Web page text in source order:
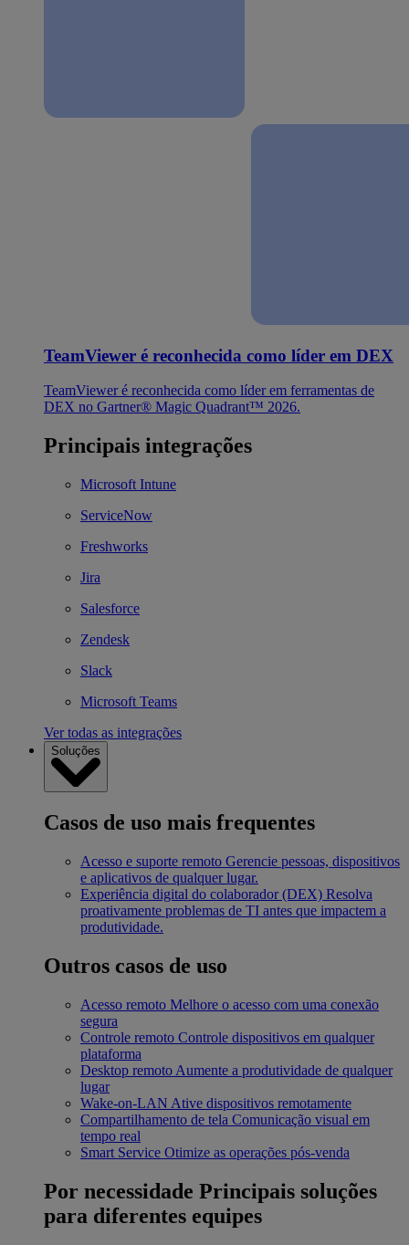
TeamViewer é reconhecida como líder em DEX
TeamViewer é reconhecida como líder em ferramentas de
DEX no Gartner® Magic Quadrant™ 2026.
Principais integrações
Microsoft Intune
ServiceNow
Freshworks
Jira
Salesforce
Zendesk
Slack
Microsoft Teams
Ver todas as integrações
Soluções
Casos de uso mais frequentes
Acesso e suporte remoto Gerencie pessoas, dispositivos
e aplicativos de qualquer lugar.
Experiência digital do colaborador (DEX) Resolva
proativamente problemas de TI antes que impactem a
produtividade.
Outros casos de uso
Acesso remoto Melhore o acesso com uma conexão
segura
Controle remoto Controle dispositivos em qualquer
plataforma
Desktop remoto Aumente a produtividade de qualquer
lugar
Wake-on-LAN Ative dispositivos remotamente
Compartilhamento de tela Comunicação visual em
tempo real
Smart Service Otimize as operações pós-venda
Por necessidade Principais soluções
para diferentes equipes